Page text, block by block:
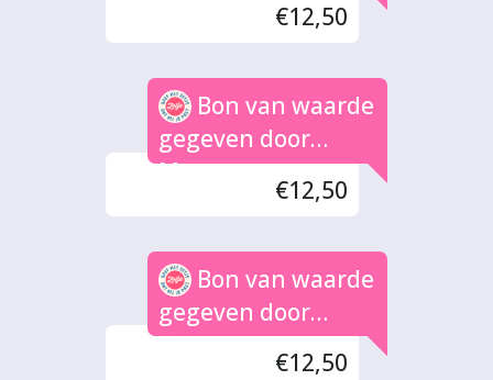
€12,50
Bon van waarde
gegeven door
Manon
€12,50
Bon van waarde
gegeven door
Maureen
€12,50